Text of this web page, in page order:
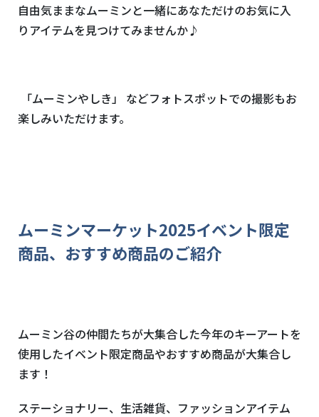
自由気ままなムーミンと一緒にあなただけのお気に入
りアイテムを見つけてみませんか♪
「ムーミンやしき」 などフォトスポットでの撮影もお
楽しみいただけます。
ムーミンマーケット2025イベント限定
商品、おすすめ商品のご紹介
ムーミン谷の仲間たちが大集合した今年のキーアートを
使用したイベント限定商品やおすすめ商品が大集合し
ます！
ステーショナリー、生活雑貨、ファッションアイテム